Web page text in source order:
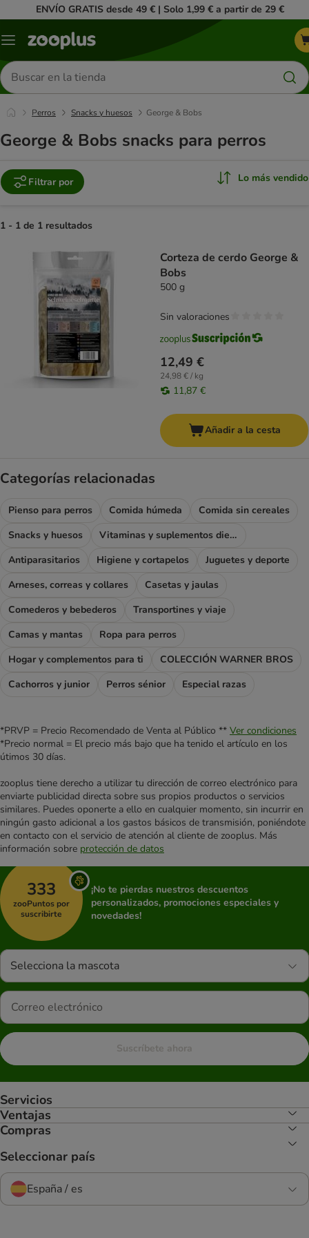
ENVÍO GRATIS desde 49 € | Solo 1,99 € a partir de 29 €
Menú
Buscar
productos
Perros Snacks y huesos George & Bobs
George & Bobs snacks para perros
Filtrar por Lo más vendido
1 - 1 de 1 resultados
Corteza de cerdo George &
Bobs
500 g
12,49 €
24,98 € / kg
11,87 €
Sin valoraciones
Añadir a la cesta
Categorías relacionadas
Pienso para perros Comida húmeda
Comida sin cereales
Snacks y huesos
Vitaminas y suplementos dietéticos
Antiparasitarios
Higiene y cortapelos
Juguetes y deporte
Arneses, correas y collares
Casetas y jaulas
Comederos y bebederos
Transportines y viaje
Camas y mantas
Ropa para perros
Hogar y complementos para ti
COLECCIÓN WARNER BROS
Cachorros y junior
Perros sénior Especial razas
*PRVP = Precio Recomendado de Venta al Público ** Ver condiciones
*Precio normal = El precio más bajo que ha tenido el artículo en los
útimos 30 días.
zooplus tiene derecho a utilizar tu dirección de correo electrónico para
enviarte publicidad directa sobre sus propios productos o servicios
similares. Puedes oponerte a ello en cualquier momento, sin incurrir en
ningún gasto adicional a los gastos básicos de transmisión, poniéndote
en contacto con el servicio de atención al cliente de zooplus. Más
información sobre protección de datos
333
zooPuntos por
suscribirte
¡No te pierdas nuestros descuentos
personalizados, promociones especiales y
novedades!
Selecciona la mascota
Suscríbete ahora
Servicios
Ventajas
Compras
Seleccionar país
España / es